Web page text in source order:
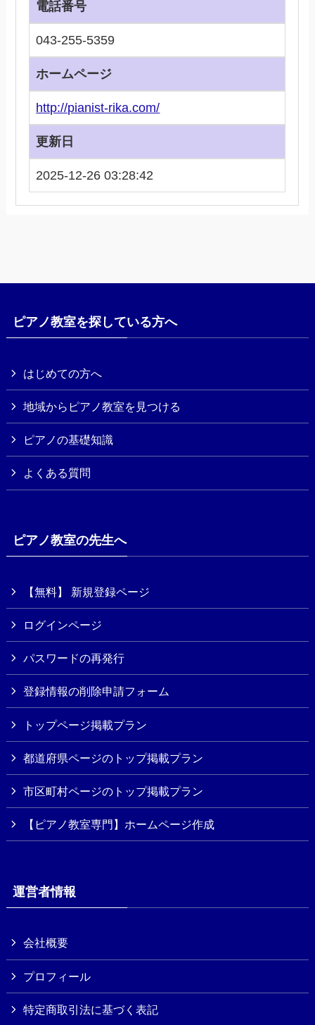
電話番号
043-255-5359
ホームページ
http://pianist-rika.com/
更新日
2025-12-26 03:28:42
ピアノ教室を探している方へ
はじめての方へ
地域からピアノ教室を見つける
ピアノの基礎知識
よくある質問
ピアノ教室の先生へ
【無料】 新規登録ページ
ログインページ
パスワードの再発行
登録情報の削除申請フォーム
トップページ掲載プラン
都道府県ページのトップ掲載プラン
市区町村ページのトップ掲載プラン
【ピアノ教室専門】ホームページ作成
運営者情報
会社概要
プロフィール
特定商取引法に基づく表記